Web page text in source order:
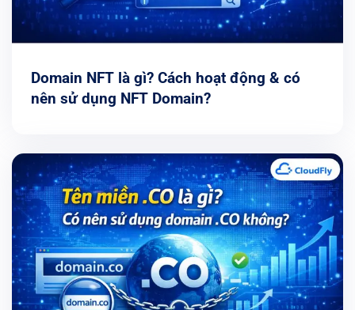
Domain NFT là gì? Cách hoạt động & có
nên sử dụng NFT Domain?